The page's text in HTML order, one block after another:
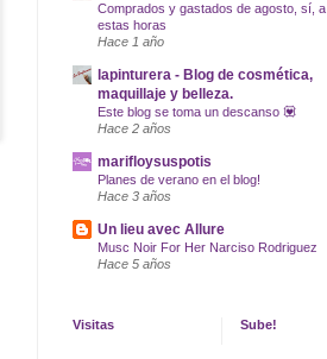
Comprados y gastados de agosto, sí, a
estas horas
Hace 1 año
lapinturera - Blog de cosmética,
maquillaje y belleza.
Este blog se toma un descanso 💟
Hace 2 años
marifloysuspotis
Planes de verano en el blog!
Hace 3 años
Un lieu avec Allure
Musc Noir For Her Narciso Rodriguez
Hace 5 años
Visitas Sube!